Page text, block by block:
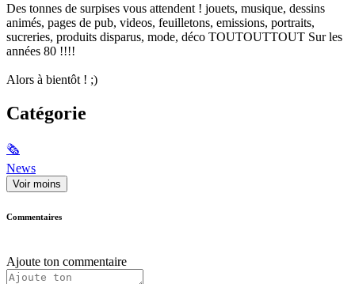
Des tonnes de surpises vous attendent ! jouets, musique, dessins
animés, pages de pub, videos, feuilletons, emissions, portraits,
sucreries, produits disparus, mode, déco TOUTOUTTOUT Sur les
années 80 !!!!
Alors à bientôt ! ;)
Catégorie
🗞
News
Voir moins
Commentaires
Ajoute ton commentaire